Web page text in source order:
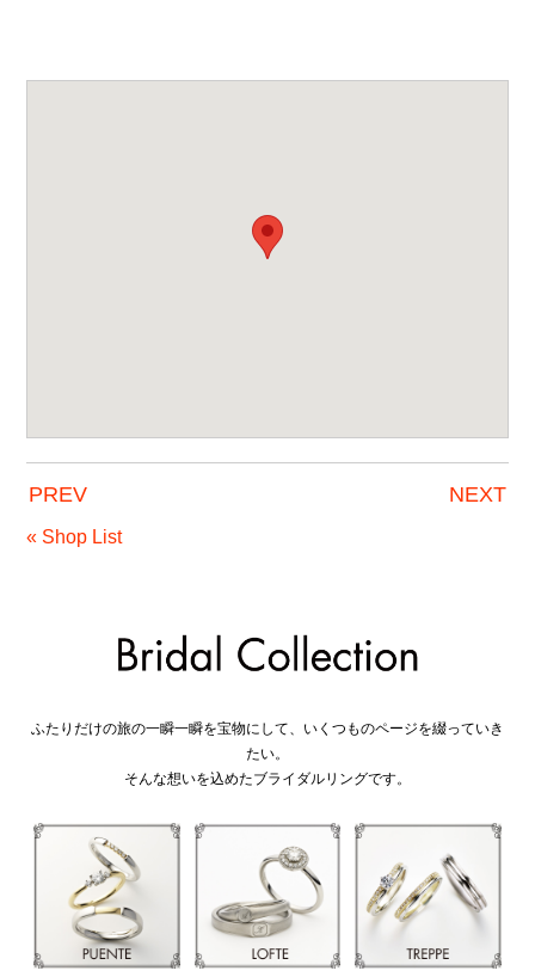
PREV NEXT
« Shop List
ふたりだけの旅の一瞬一瞬を宝物にして、いくつものページを綴っていき
たい。
そんな想いを込めたブライダルリングです。